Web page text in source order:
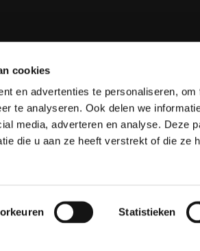
cookies
en advertenties te personaliseren,
te analyseren. Ook delen we
media, adverteren en analyse. Deze
die u aan ze heeft verstrekt of die ze
Statistieken